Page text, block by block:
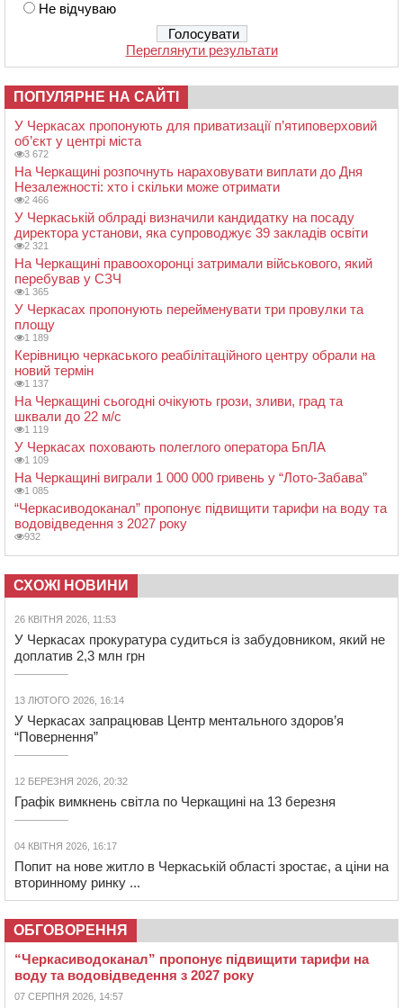
Не відчуваю
Переглянути результати
ПОПУЛЯРНЕ НА САЙТІ
У Черкасах пропонують для приватизації п’ятиповерховий
об’єкт у центрі міста
3 672
На Черкащині розпочнуть нараховувати виплати до Дня
Незалежності: хто і скільки може отримати
2 466
У Черкаській облраді визначили кандидатку на посаду
директора установи, яка супроводжує 39 закладів освіти
2 321
На Черкащині правоохоронці затримали військового, який
перебував у СЗЧ
1 365
У Черкасах пропонують перейменувати три провулки та
площу
1 189
Керівницю черкаського реабілітаційного центру обрали на
новий термін
1 137
На Черкащині сьогодні очікують грози, зливи, град та
шквали до 22 м/с
1 119
У Черкасах поховають полеглого оператора БпЛА
1 109
На Черкащині виграли 1 000 000 гривень у “Лото-Забава”
1 085
“Черкасиводоканал” пропонує підвищити тарифи на воду та
водовідведення з 2027 року
932
СХОЖІ НОВИНИ
26 КВІТНЯ 2026, 11:53
У Черкасах прокуратура судиться із забудовником, який не
доплатив 2,3 млн грн
13 ЛЮТОГО 2026, 16:14
У Черкасах запрацював Центр ментального здоров’я
“Повернення”
12 БЕРЕЗНЯ 2026, 20:32
Графік вимкнень світла по Черкащині на 13 березня
04 КВІТНЯ 2026, 16:17
Попит на нове житло в Черкаській області зростає, а ціни на
вторинному ринку ...
ОБГОВОРЕННЯ
“Черкасиводоканал” пропонує підвищити тарифи на
воду та водовідведення з 2027 року
07 СЕРПНЯ 2026, 14:57